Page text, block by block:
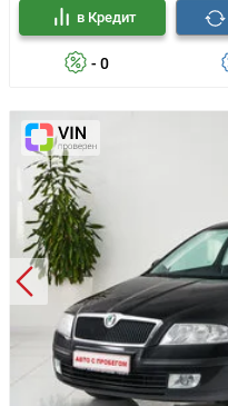
- 0
в Кредит